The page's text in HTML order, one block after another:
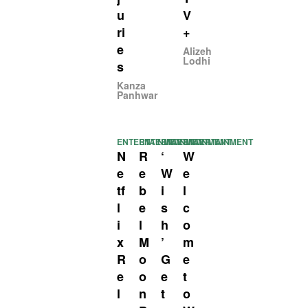
u
ri
e
s
Kanza
Panhwar
V
+
Alizeh
Lodhi
ENTERTAINMENT
N
e
tf
l
i
x
R
e
l
ENTERTAINMENT
R
e
b
e
l
M
o
o
n
ENTERTAINMENT
‘
W
i
s
h
’
G
e
t
ENTERTAINMENT
W
e
l
c
o
m
e
t
o